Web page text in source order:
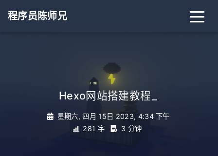
程序员陈师兄
Hexo网站搭建教程
星期六, 四月 15日 2023, 4:34 下午
281 字
3 分钟